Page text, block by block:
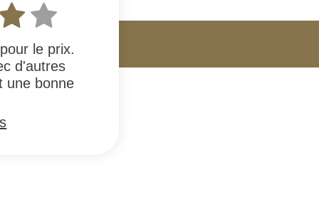
le prix.
d'autres
une bonne